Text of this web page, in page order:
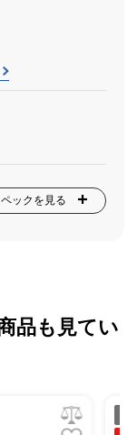
ックを見る
品も見てい